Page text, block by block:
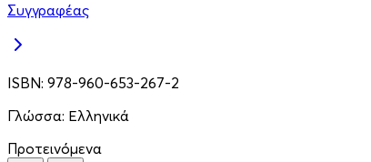
Συγγραφέας
ISBN: 978-960-653-267-2
Γλώσσα: Ελληνικά
Προτεινόμενα